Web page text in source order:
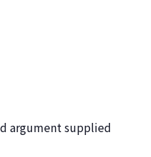
argument supplied